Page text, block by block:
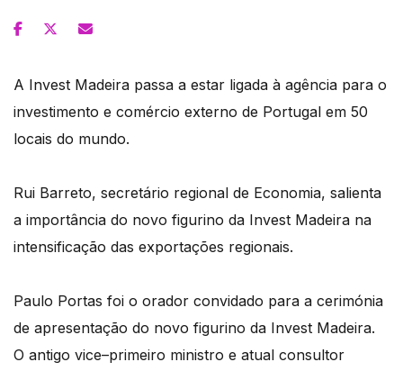
A Invest Madeira passa a estar ligada à agência para o
investimento e comércio externo de Portugal em 50
locais do mundo.
Rui Barreto, secretário regional de Economia, salienta
a importância do novo figurino da Invest Madeira na
intensificação das exportações regionais.
Paulo Portas foi o orador convidado para a cerimónia
de apresentação do novo figurino da Invest Madeira.
O antigo vice–primeiro ministro e atual consultor